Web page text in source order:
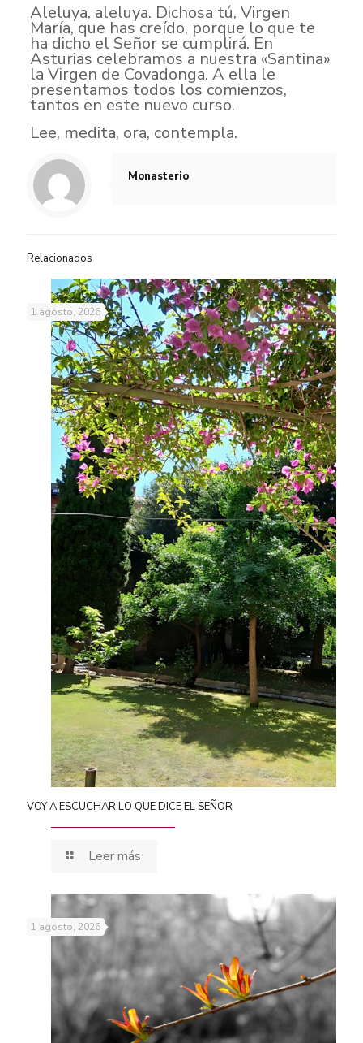
Aleluya, aleluya. Dichosa tú, Virgen
María, que has creído, porque lo que te
ha dicho el Señor se cumplirá. En
Asturias celebramos a nuestra «Santina»
la Virgen de Covadonga. A ella le
presentamos todos los comienzos,
tantos en este nuevo curso.
Lee, medita, ora, contempla.
Monasterio
Relacionados
1 agosto, 2026
VOY A ESCUCHAR LO QUE DICE EL SEÑOR
Leer más
1 agosto, 2026